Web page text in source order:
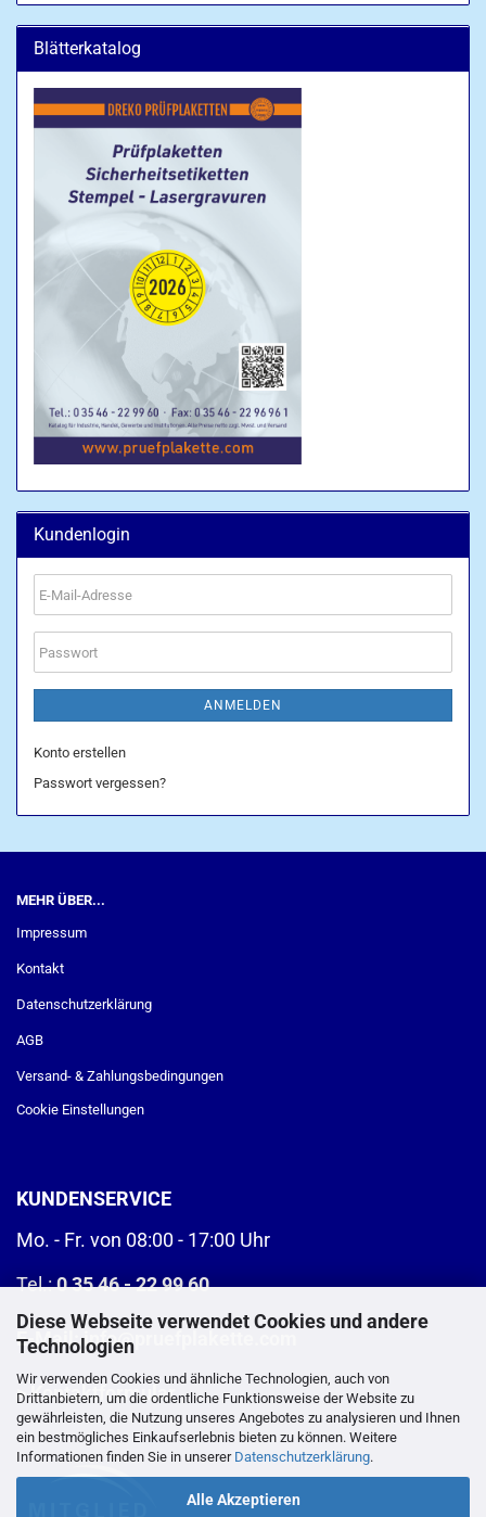
Diese Webseite verwendet Cookies und andere
Technologien
Wir verwenden Cookies und ähnliche Technologien, auch von
Drittanbietern, um die ordentliche Funktionsweise der Website zu
gewährleisten, die Nutzung unseres Angebotes zu analysieren und Ihnen
ein bestmögliches Einkaufserlebnis bieten zu können. Weitere
Informationen finden Sie in unserer Datenschutzerklärung.
Alle Akzeptieren
Blätterkatalog
Kundenlogin
E-
Mail-
Adresse
Passwort
ANMELDEN
Konto erstellen
Passwort vergessen?
MEHR ÜBER...
Impressum
Kontakt
Datenschutzerklärung
AGB
Versand- & Zahlungsbedingungen
Cookie Einstellungen
KUNDENSERVICE
Mo. - Fr. von 08:00 - 17:00 Uhr
Tel.:0 35 46 - 22 99 60
E-Mail:info@pruefplakette.com
>Kontaktformular